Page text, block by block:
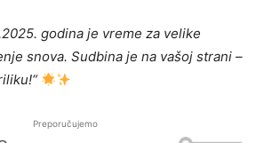
godina je vreme za velike
snova. Sudbina je na vašoj strani –
Preporučujemo